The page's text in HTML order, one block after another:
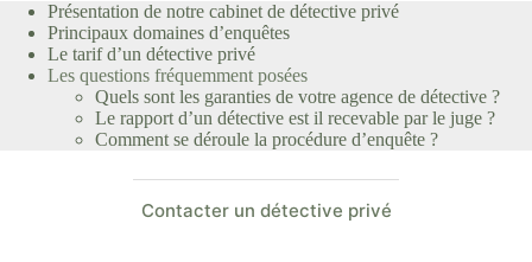
Présentation de notre cabinet de détective privé
Principaux domaines d’enquêtes
Le tarif d’un détective privé
Les questions fréquemment posées
Quels sont les garanties de votre agence de détective ?
Le rapport d’un détective est il recevable par le juge ?
Comment se déroule la procédure d’enquête ?
Contacter un détective privé